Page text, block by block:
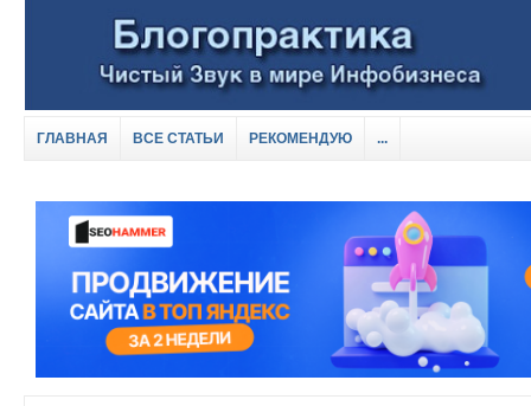
ГЛАВНАЯ ВСЕ СТАТЬИ РЕКОМЕНДУЮ ...